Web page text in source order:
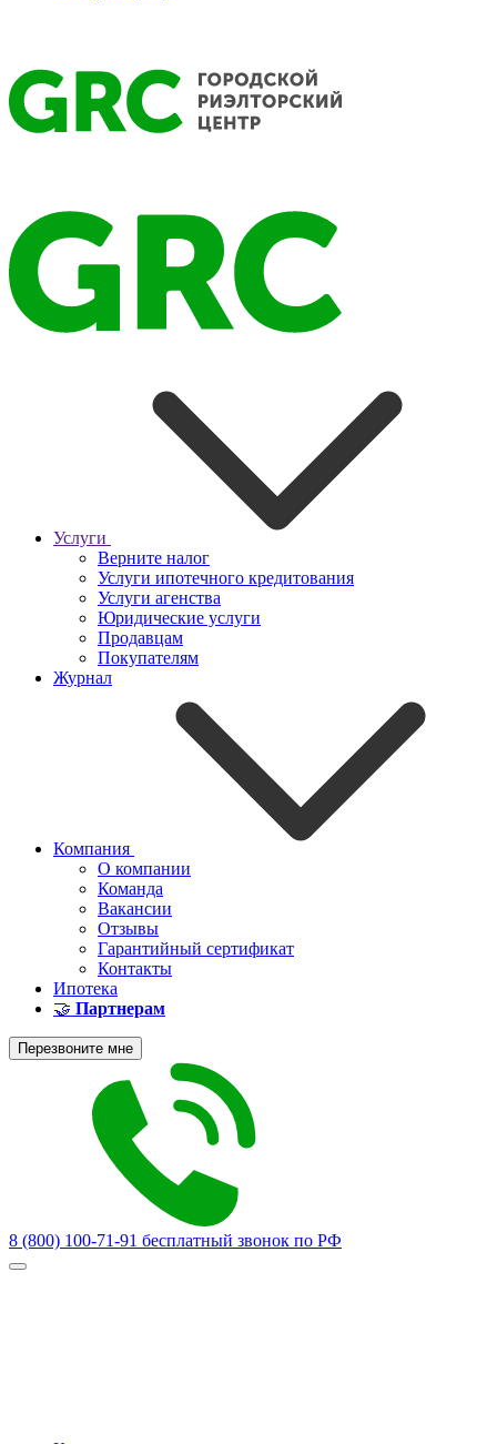
Услуги
Верните налог
Услуги ипотечного кредитования
Услуги агенства
Юридические услуги
Продавцам
Покупателям
Журнал
Компания
О компании
Команда
Вакансии
Отзывы
Гарантийный сертификат
Контакты
Ипотека
🤝 Партнерам
Перезвоните мне
8 (800) 100-71-91 бесплатный звонок по РФ